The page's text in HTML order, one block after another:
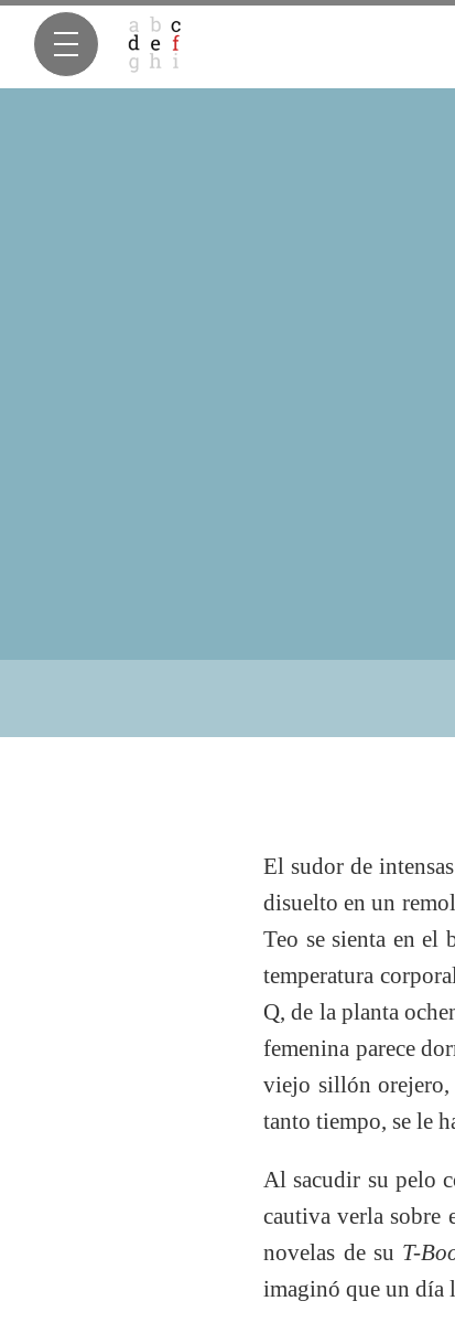
El sudor de
disuelto en un
Teo se sienta en el
temperatura
Q, de la planta
femenina parece
viejo sillón orejero,
tanto tiempo, se le
Al sacudir su pelo
cautiva verla sobre
novelas de su T-
imaginó que un día